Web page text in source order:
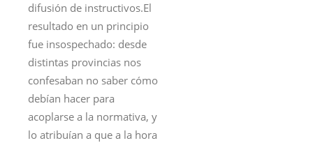
difusión de instructivos.El
resultado en un principio
fue insospechado: desde
distintas provincias nos
confesaban no saber cómo
debían hacer para
acoplarse a la normativa, y
lo atribuían a que a la hora